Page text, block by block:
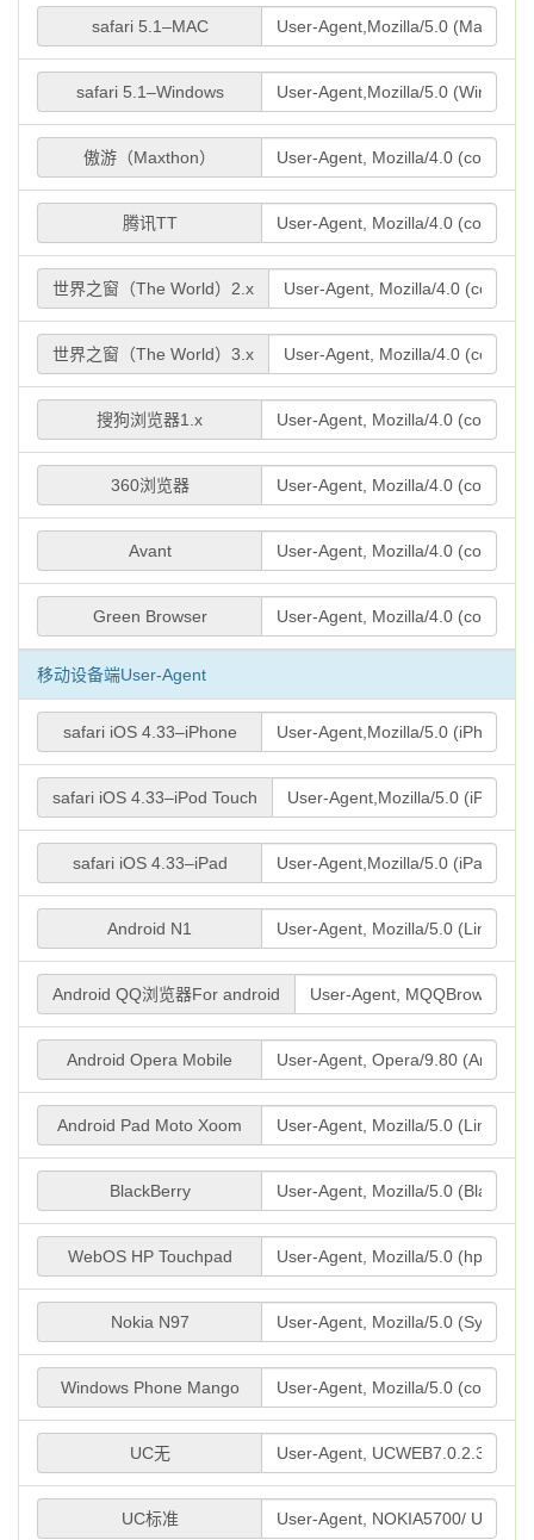
safari 5.1–MAC
safari 5.1–Windows
傲游（Maxthon）
腾讯TT
世界之窗（The World）2.x
世界之窗（The World）3.x
搜狗浏览器1.x
360浏览器
Avant
Green Browser
移动设备端User-Agent
safari iOS 4.33–iPhone
safari iOS 4.33–iPod Touch
safari iOS 4.33–iPad
Android N1
Android QQ浏览器For android
Android Opera Mobile
Android Pad Moto Xoom
BlackBerry
WebOS HP Touchpad
Nokia N97
Windows Phone Mango
UC无
UC标准